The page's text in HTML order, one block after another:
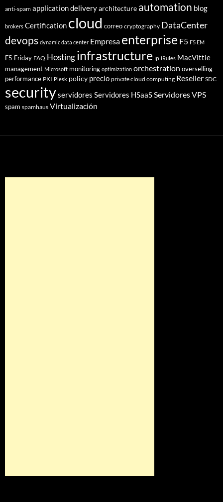
anti-spam application deliveryarchitecture automation blog
brokers Certification cloud correo cryptography DataCenter
devops dynamic data center Empresa enterprise F5 F5 EM
F5 Friday FAQ Hostinginfrastructure ip iRules MacVittie
management Microsoft monitoring optimization orchestration overselling
performance PKI Plesk policy precio private cloud computing Reseller SDC
securityservidores Servidores HSaaSServidores VPS
spam spamhaus Virtualización